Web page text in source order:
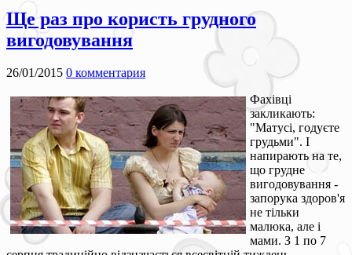
Ще раз про користь грудного
вигодовування
26/01/2015 0 комментария
Фахівці
закликають:
"Матусі, годуєте
грудьми". І
напирають на те,
що грудне
вигодовування -
запорука здоров'я
не тільки
малюка, але і
мами. З 1 по 7